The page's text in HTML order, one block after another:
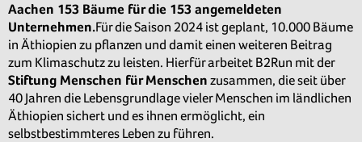
Aachen 153 Bäume für die 153 angemeldeten
Unternehmen.Für die Saison 2024 ist geplant, 10.000 Bäume
in Äthiopien zu pflanzen und damit einen weiteren Beitrag
zum Klimaschutz zu leisten. Hierfür arbeitet B2Run mit der
Stiftung Menschen für Menschen zusammen, die seit über
40 Jahren die Lebensgrundlage vieler Menschen im ländlichen
Äthiopien sichert und es ihnen ermöglicht, ein
selbstbestimmteres Leben zu führen.